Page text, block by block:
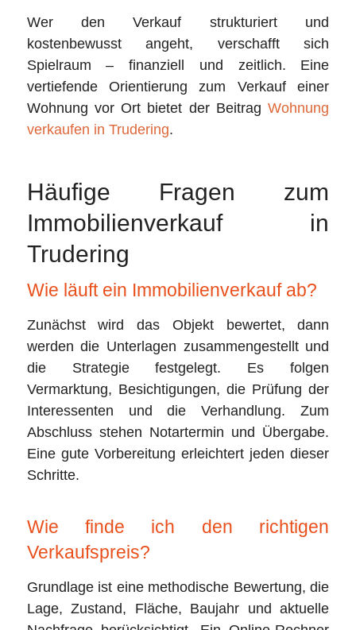
Wer den Verkauf strukturiert und
kostenbewusst angeht, verschafft sich
Spielraum – finanziell und zeitlich. Eine
vertiefende Orientierung zum Verkauf einer
Wohnung vor Ort bietet der BeitragWohnung
verkaufen in Trudering.
Häufige Fragen zum
Immobilienverkauf in
Trudering
Wie läuft ein Immobilienverkauf ab?
Zunächst wird das Objekt bewertet, dann
werden die Unterlagen zusammengestellt und
die Strategie festgelegt. Es folgen
Vermarktung, Besichtigungen, die Prüfung der
Interessenten und die Verhandlung. Zum
Abschluss stehen Notartermin und Übergabe.
Eine gute Vorbereitung erleichtert jeden dieser
Schritte.
Wie finde ich den richtigen
Verkaufspreis?
Grundlage ist eine methodische Bewertung, die
Lage, Zustand, Fläche, Baujahr und aktuelle